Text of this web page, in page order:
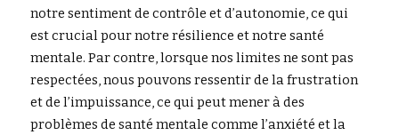
notre sentiment de contrôle et d’autonomie, ce qui
est crucial pour notre résilience et notre santé
mentale. Par contre, lorsque nos limites ne sont pas
respectées, nous pouvons ressentir de la frustration
et de l’impuissance, ce qui peut mener à des
problèmes de santé mentale comme l’anxiété et la